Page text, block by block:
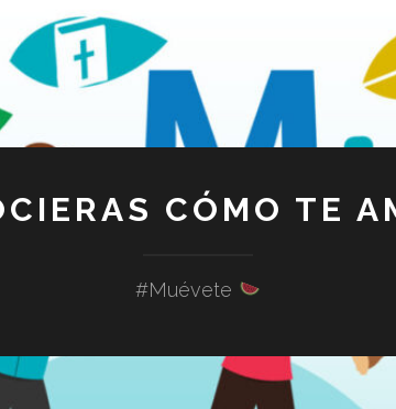
CÓMO TE
#Muévete